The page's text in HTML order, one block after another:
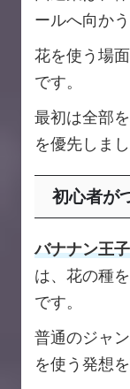
ールへ向かう
花を使う場
です。
最初は全部
を優先しまし
初心者が
バナナン王
は、花の種
です。
普通のジャ
を使う発想